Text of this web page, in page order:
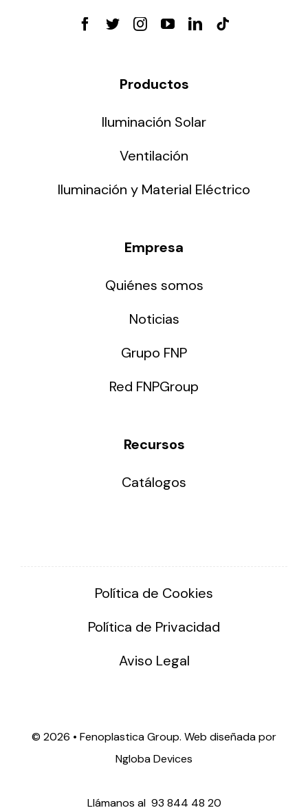
Productos
Iluminación Solar
Ventilación
Iluminación y Material Eléctrico
Empresa
Quiénes somos
Noticias
Grupo FNP
Red FNPGroup
Recursos
Catálogos
Política de Cookies
Política de Privacidad
Aviso Legal
© 2026 • Fenoplastica Group. Web diseñada por
Ngloba Devices
Llámanos al 93 844 48 20